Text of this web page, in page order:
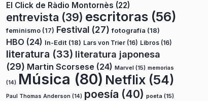
El Click de Ràdio Montornès (22)
entrevista (39) escritoras (56)
feminismo (17) Festival (27) fotografía (18)
HBO (24) In-Edit (18) Lars von Trier (16) Libros (16)
literatura (33) literatura japonesa
(29) Martin Scorsese (24) Marvel (15) memorias
(14) Música (80) Netflix (54)
Paul Thomas Anderson (14) poesía (40) poeta (15)